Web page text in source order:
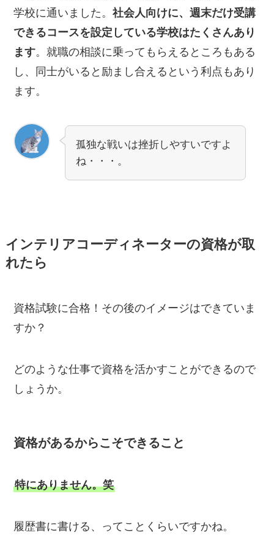
学校に通いました。社会人向けに、週末だけ受講
できるコースを設定している学校はたくさんあり
ます。就職の相談に乗ってもらえるところもある
し、同士がいると励まし合えるという利点もあり
ます。
孤独な戦いは挫折しやすいですよ
ね・・・。
インテリアコーディネーターの資格が取
れたら
資格試験に合格！その後のイメージはできていま
すか？
どのような仕事で資格を活かすことができるので
しょうか。
資格があるからこそできること
特にありません。笑
履歴書に書ける、ってことくらいですかね。